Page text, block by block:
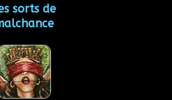
sorts de